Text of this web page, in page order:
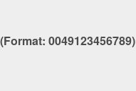
0049123456789)